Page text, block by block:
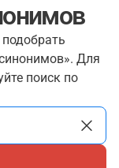
Для
поиск по